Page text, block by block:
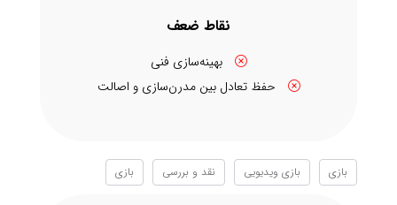
نقاط ضعف
بهینه‌سازی فنی
حفظ تعادل بین مدرن‌سازی و اصالت
بازی بازی ویدیویی نقد و بررسی بازی